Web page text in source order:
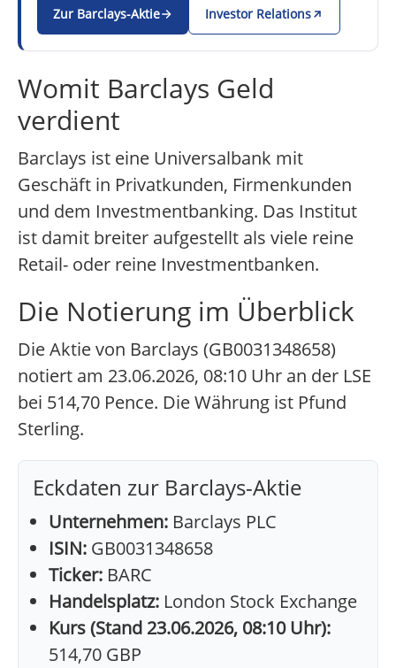
Zur Barclays-Aktie Investor Relations
Womit Barclays Geld
verdient
Barclays ist eine Universalbank mit
Geschäft in Privatkunden, Firmenkunden
und dem Investmentbanking. Das Institut
ist damit breiter aufgestellt als viele reine
Retail- oder reine Investmentbanken.
Die Notierung im Überblick
Die Aktie von Barclays (GB0031348658)
notiert am 23.06.2026, 08:10 Uhr an der LSE
bei 514,70 Pence. Die Währung ist Pfund
Sterling.
Eckdaten zur Barclays-Aktie
Unternehmen: Barclays PLC
ISIN: GB0031348658
Ticker: BARC
Handelsplatz: London Stock Exchange
Kurs (Stand 23.06.2026, 08:10 Uhr):
514,70 GBP